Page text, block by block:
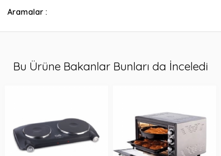
Aramalar :
Bu Ürüne Bakanlar Bunları da İnceledi